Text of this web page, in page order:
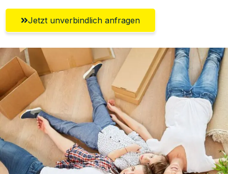
Jetzt unverbindlich anfragen